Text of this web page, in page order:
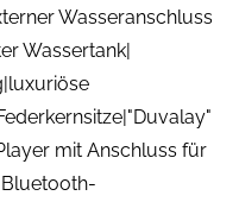
Wasseranschluss
Wassertank|
mit Anschluss für